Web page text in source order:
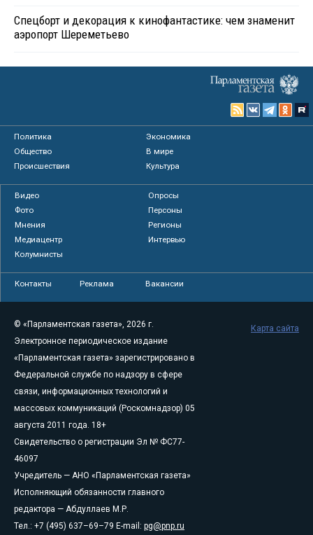
Спецборт и декорация к кинофантастике: чем знаменит
аэропорт Шереметьево
Политика
Экономика
Общество
В мире
Происшествия
Культура
Видео
Опросы
Фото
Персоны
Мнения
Регионы
Медиацентр
Интервью
Колумнисты
Контакты Реклама Вакансии
© «Парламентская газета», 2026 г.
Электронное периодическое издание
«Парламентская газета» зарегистрировано в
Федеральной службе по надзору в сфере
связи, информационных технологий и
массовых коммуникаций (Роскомнадзор) 05
августа 2011 года. 18+
Свидетельство о регистрации Эл № ФС77-
46097
Учредитель — АНО «Парламентская газета»
Исполняющий обязанности главного
редактора — Абдуллаев М.Р.
Тел.: +7 (495) 637–69–79 E-mail: pg@pnp.ru
Карта сайта